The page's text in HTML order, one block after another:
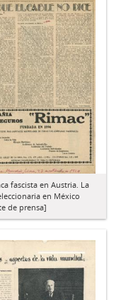
fascista en Austria. La
en México
de prensa]